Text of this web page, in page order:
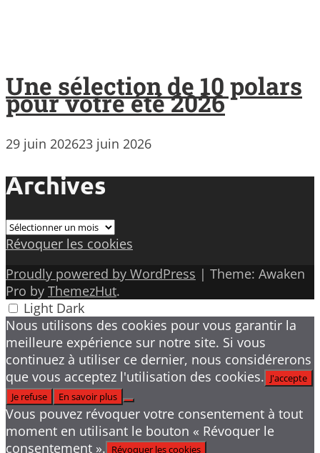
Une sélection de 10 polars
pour votre été 2026
29 juin 202623 juin 2026
Archives
Archives
Révoquer les cookies
Proudly powered by WordPress | Theme: Awaken
Pro by ThemezHut.
Light Dark
Nous utilisons des cookies pour vous garantir la
meilleure expérience sur notre site. Si vous
continuez à utiliser ce dernier, nous considérerons
que vous acceptez l'utilisation des cookies. J'accepte
Je refuse
En savoir plus
Vous pouvez révoquer votre consentement à tout
moment en utilisant le bouton « Révoquer le
consentement ». Révoquer les cookies